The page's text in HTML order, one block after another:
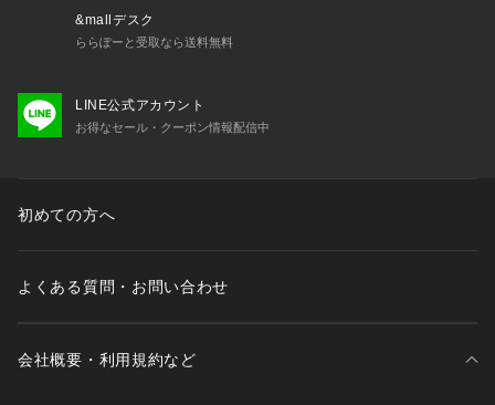
商品の色味が若干異なる場合があります。
※掲載の価格・製品のパッケージ・デザイン・仕様について、
ports XEBIO バスケットシューズ バスケットボールシューズ
靴 newsp25 W1GA240021 W1GA2400 21 メンズ レディー
育館 練習 トレーニング 部活 ホワイト ネイビー ライトグリー
&mallデスク
ららぽーと受取なら送料無料
LINE公式アカウント
お得なセール・クーポン情報配信中
初めての方へ
よくある質問・お問い合わせ
会社概要・利用規約など